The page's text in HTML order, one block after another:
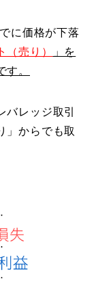
に価格が下落
（売り）
」を
。
レッジ取引
」からでも取